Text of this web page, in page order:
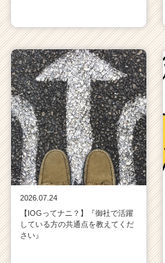
2026.07.24
【IOGってナニ？】『御社で活躍
している方の共通点を教えてくだ
さい』